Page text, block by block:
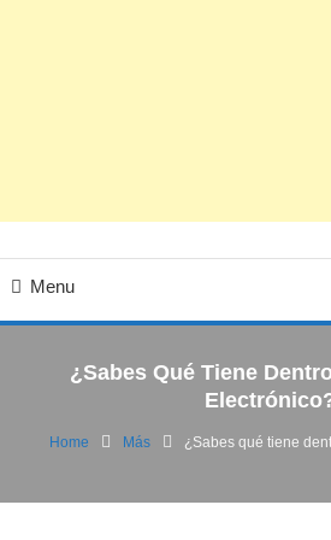
Menu
¿Sabes Qué Tiene
Home Más ¿Sabes qué tiene